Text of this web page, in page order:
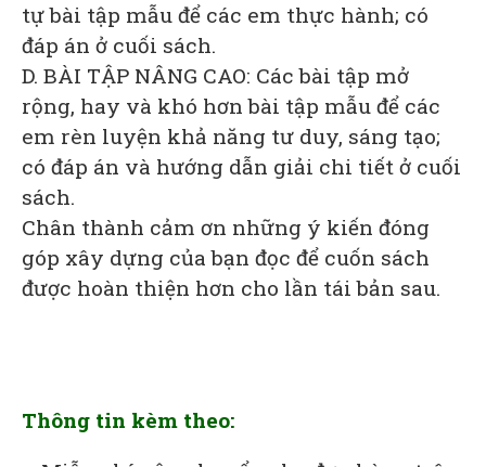
tự bài tập mẫu để các em thực hành; có
đáp án ở cuối sách.
D. BÀI TẬP NÂNG CAO: Các bài tập mở
rộng, hay và khó hơn bài tập mẫu để các
em rèn luyện khả năng tư duy, sáng tạo;
có đáp án và hướng dẫn giải chi tiết ở cuối
sách.
Chân thành cảm ơn những ý kiến đóng
góp xây dựng của bạn đọc để cuốn sách
được hoàn thiện hơn cho lần tái bản sau.
Thông tin kèm theo: